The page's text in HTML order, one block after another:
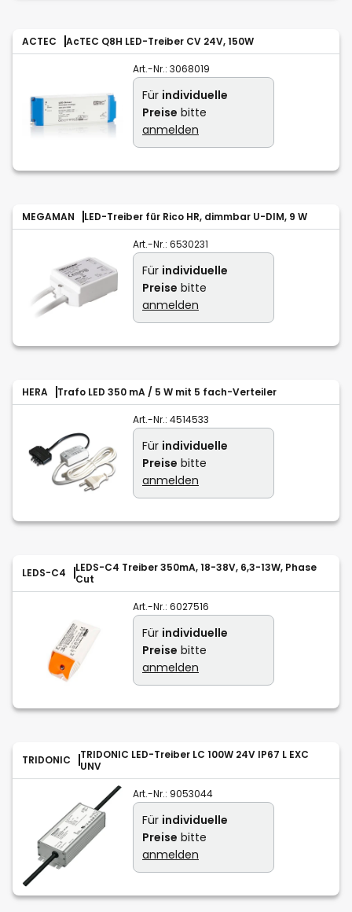
ACTEC AcTEC Q8H LED-Treiber CV 24V, 150W
Art.-Nr.: 3068019
Für individuelle
Preise bitte
anmelden
MEGAMAN LED-Treiber für Rico HR, dimmbar U-DIM, 9 W
Art.-Nr.: 6530231
Für individuelle
Preise bitte
anmelden
HERA Trafo LED 350 mA / 5 W mit 5 fach-Verteiler
Art.-Nr.: 4514533
Für individuelle
Preise bitte
anmelden
LEDS-C4
LEDS-C4 Treiber 350mA, 18-38V, 6,3-13W, Phase
Cut
Art.-Nr.: 6027516
Für individuelle
Preise bitte
anmelden
TRIDONIC
TRIDONIC LED-Treiber LC 100W 24V IP67 L EXC
UNV
Art.-Nr.: 9053044
Für individuelle
Preise bitte
anmelden